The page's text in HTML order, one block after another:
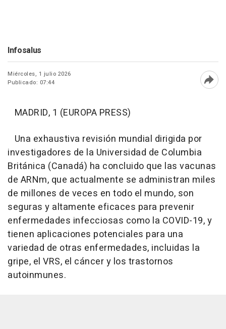
Infosalus
Miércoles, 1 julio 2026
Publicado: 07:44
MADRID, 1 (EUROPA PRESS)
Una exhaustiva revisión mundial dirigida por
investigadores de la Universidad de Columbia
Británica (Canadá) ha concluido que las vacunas
de ARNm, que actualmente se administran miles
de millones de veces en todo el mundo, son
seguras y altamente eficaces para prevenir
enfermedades infecciosas como la COVID-19, y
tienen aplicaciones potenciales para una
variedad de otras enfermedades, incluidas la
gripe, el VRS, el cáncer y los trastornos
autoinmunes.